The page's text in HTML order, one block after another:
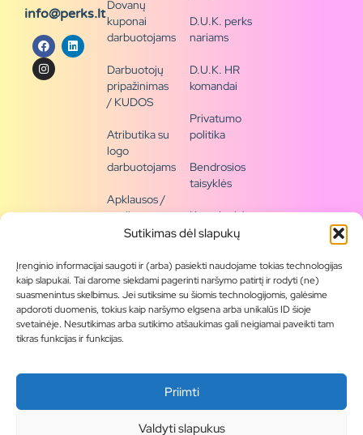
Sutikimas dėl slapukų
Įrenginio informacijai saugoti ir (arba) pasiekti naudojame tokias technologijas
kaip slapukai. Tai darome siekdami pagerinti naršymo patirtį ir rodyti (ne)
suasmenintus skelbimus. Jei sutiksime su šiomis technologijomis, galėsime
apdoroti duomenis, tokius kaip naršymo elgsena arba unikalūs ID šioje
svetainėje. Nesutikimas arba sutikimo atšaukimas gali neigiamai paveikti tam
tikras funkcijas ir funkcijas.
Priimti
Valdyti slapukus
info@perks.lt
Dovanų
kuponai
darbuotojams
Darbuotojų
pripažinimas
/ KUDOS
Atributika su
logo
darbuotojams
Apklausos /
naujienų
siena
Tapkite
partneriu
Visas
produktų
asortimentas
Produktų
Blogas
D.U.K. perks
nariams
D.U.K. HR
komandai
Privatumo
politika
Bendrosios
taisyklės
Kontaktai /
rekvizitai